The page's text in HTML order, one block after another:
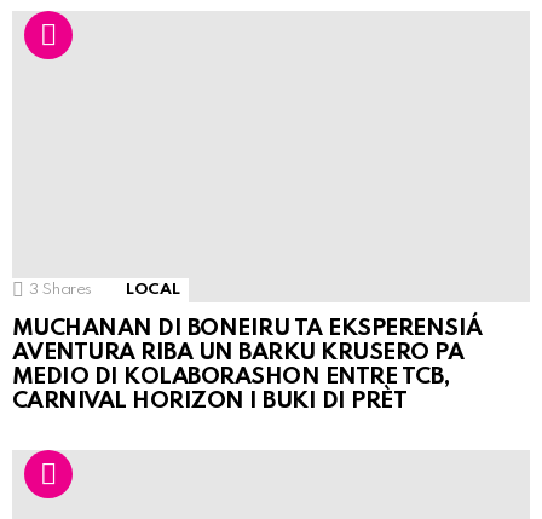
3 Shares LOCAL
MUCHANAN DI BONEIRU TA EKSPERENSIÁ
AVENTURA RIBA UN BARKU KRUSERO PA
MEDIO DI KOLABORASHON ENTRE TCB,
CARNIVAL HORIZON I BUKI DI PRÈT